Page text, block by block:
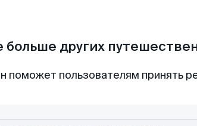
больше других
поможет пользователям принять